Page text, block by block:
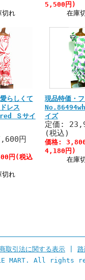
切れ
5,500円)
在庫
らしくて
レス
Ｓサイ
円
円(税込
切れ
現品特価・
イズ
定価:
(税込)
価格:
4,180円)
在庫
取引法に関する表示
MART. All rights